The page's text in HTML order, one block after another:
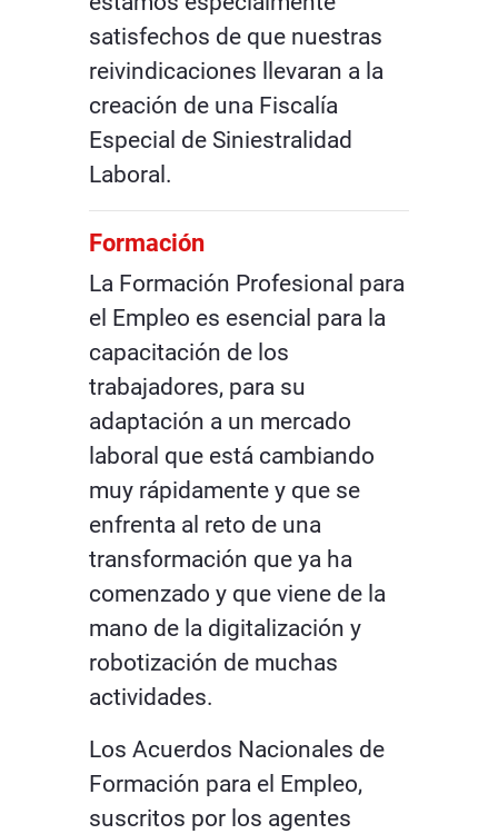
satisfechos de que nuestras
reivindicaciones llevaran a la
creación de una Fiscalía
Especial de Siniestralidad
Laboral.
Formación
La Formación Profesional para
el Empleo es esencial para la
capacitación de los
trabajadores, para su
adaptación a un mercado
laboral que está cambiando
muy rápidamente y que se
enfrenta al reto de una
transformación que ya ha
comenzado y que viene de la
mano de la digitalización y
robotización de muchas
actividades.
Los Acuerdos Nacionales de
Formación para el Empleo,
suscritos por los agentes